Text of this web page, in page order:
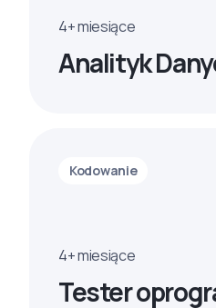
4+ miesiące
Analityk
Kodowanie
4+ miesiące
Tester